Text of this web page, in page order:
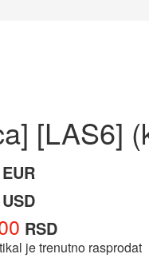
[LAS6]
EUR
USD
RSD
je trenutno rasprodat